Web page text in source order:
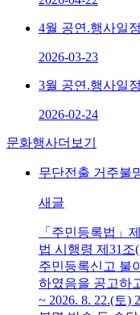
4월 공연.행사일
2026-03-23
3월 공연.행사일
2026-02-24
문화행사더보기
무단전출 거주불
새글
「주민등록법」
법 시행령 제31
주민등록신고 불
하였음을 공고하
~ 2026. 8. 22.(토)